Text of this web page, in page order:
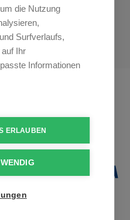
die Nutzung
Surfverlaufs,
Ihr
Informationen
ERLAUBEN